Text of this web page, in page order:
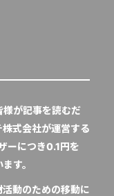
が記事を読むだ
式会社が運営する
ーにつき0.1円を
す。
動のための移動に